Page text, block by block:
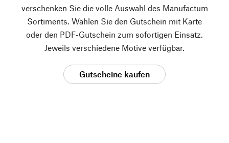
verschenken Sie die volle Auswahl des Manufactum
Sortiments. Wählen Sie den Gutschein mit Karte
oder den PDF-Gutschein zum sofortigen Einsatz.
Jeweils verschiedene Motive verfügbar.
Gutscheine kaufen